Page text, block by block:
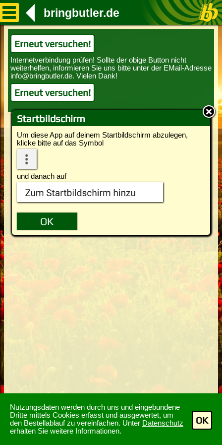
Nutzungsdaten werden durch uns und eingebundene
Dritte mittels Cookies erfasst und ausgewertet, um
den Bestellablauf zu vereinfachen. Unter Datenschutz
erhalten Sie weitere Informationen.
OK
Startbildschirm
Um diese App auf deinem Startbildschirm abzulegen,
klicke bitte auf das Symbol
und danach auf
bringbutler.de
Erneut versuchen!
Erneut versuchen!